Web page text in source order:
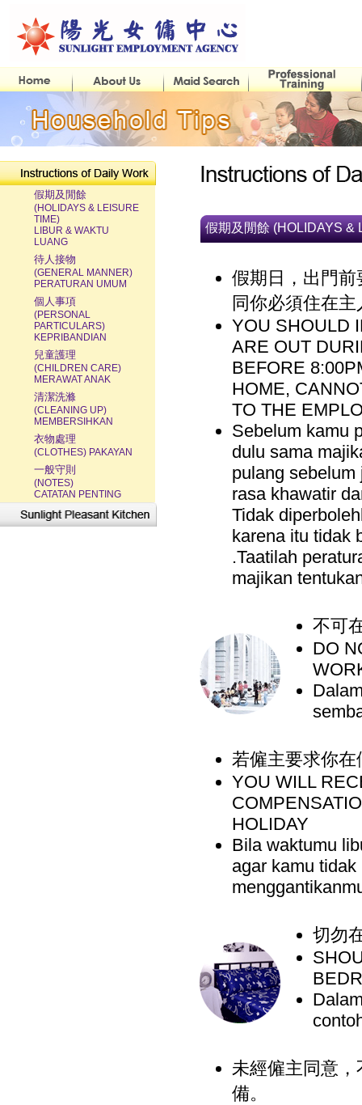
假期及閒餘
(HOLIDAYS & LEISURE
TIME)
LIBUR & WAKTU
LUANG
待人接物
(GENERAL MANNER)
PERATURAN UMUM
個人事項
(PERSONAL
PARTICULARS)
KEPRIBANDIAN
兒童護理
(CHILDREN CARE)
MERAWAT ANAK
清潔洗滌
(CLEANING UP)
MEMBERSIHKAN
衣物處理
(CLOTHES) PAKAYAN
一般守則
(NOTES)
CATATAN PENTING
假期及閒餘 (HOLIDAYS &
假期日，出門
同你必須住在
YOU SHOULD
ARE OUT
BEFORE
HOME,
TO THE
Sebelum kamu
dulu sama
pulang
rasa khawatir
Tidak
karena itu tidak
.Taatilah
majikan
不可
DO
若僱主要求你
YOU WILL
HOLIDAY
Bila waktumu
agar kamu
切勿
未經僱主同意
備。